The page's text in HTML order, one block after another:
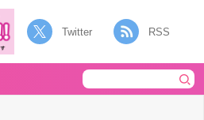
Twitter RSS